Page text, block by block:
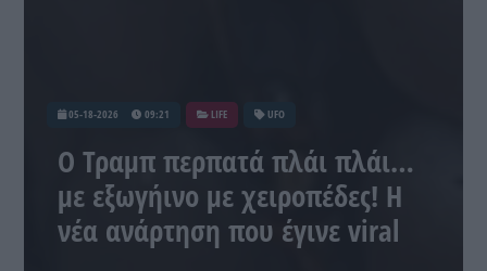
05-18-2026 09:21 LIFE UFO
O Τραμπ περπατά πλάι πλάι…
με εξωγήινο με χειροπέδες! Η
νέα ανάρτηση που έγινε viral